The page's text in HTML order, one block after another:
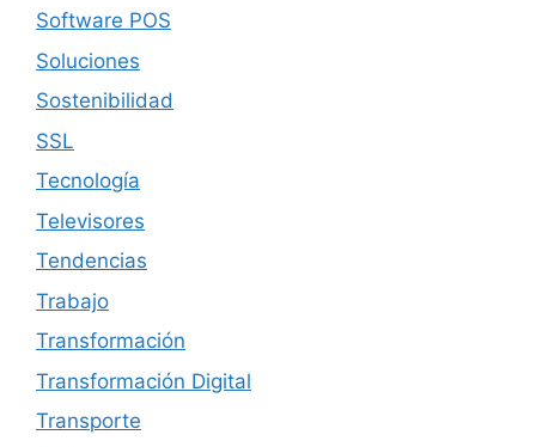
Software POS
Soluciones
Sostenibilidad
SSL
Tecnología
Televisores
Tendencias
Trabajo
Transformación
Transformación Digital
Transporte